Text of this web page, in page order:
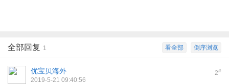
倒序浏览
看全部
全部回复 1
2#
优宝贝海外
2019-5-21 09:40:56